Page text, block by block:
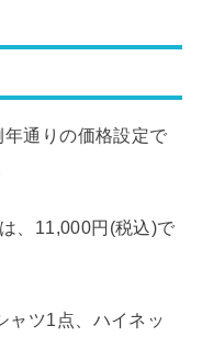
通りの価格設定で
、11,000円(税込)で
ャツ1点、ハイネッ